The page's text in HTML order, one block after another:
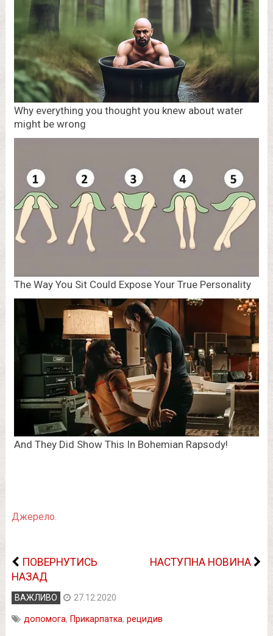
Джерело.
ПОВЕРНУТИСЬ
НАЗАД
НАСТУПНА НОВИНА
ВАЖЛИВО 27.12.2020
допомога, Прикарпатка, рецидив